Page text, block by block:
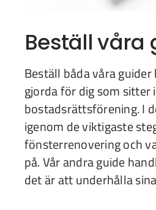
Beställ våra
Beställ båda våra
gjorda för dig som sitter
bostadsrättsförening. I
igenom de viktigaste
fönsterrenovering och
på. Vår andra guide
det är att underhålla